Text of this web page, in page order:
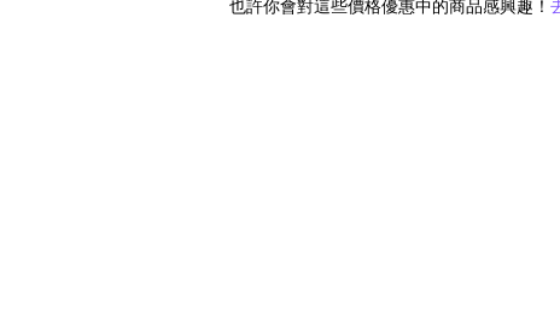
也許你會對這些價格優惠中的商品感興趣！